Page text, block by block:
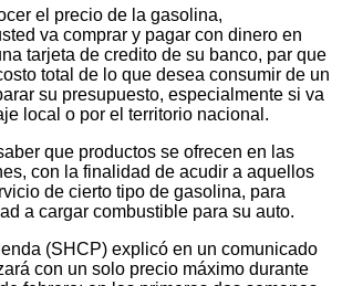
el precio de la gasolina,
va comprar y pagar con dinero en
tarjeta de credito de su banco, par que
total de lo que desea consumir de un
su presupuesto, especialmente si va
local o por el territorio nacional.
que productos se ofrecen en las
con la finalidad de acudir a aquellos
de cierto tipo de gasolina, para
a cargar combustible para su auto.
(SHCP) explicó en un comunicado
con un solo precio máximo durante